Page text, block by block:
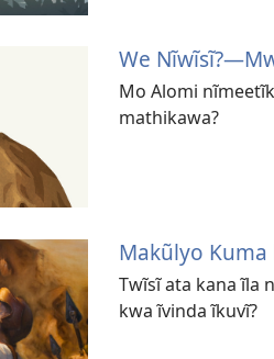
We
Mo Alomi
mathikawa?
Makũlyo
Twĩsĩ ata kana ĩla
kwa ĩvinda ĩkuvĩ?